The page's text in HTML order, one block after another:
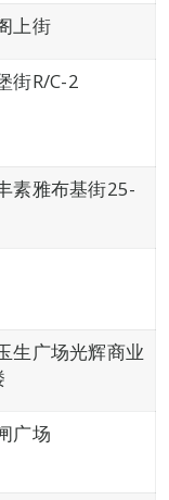
上街
街R/C-2
素雅布基街25-
生广场光辉商业
广场